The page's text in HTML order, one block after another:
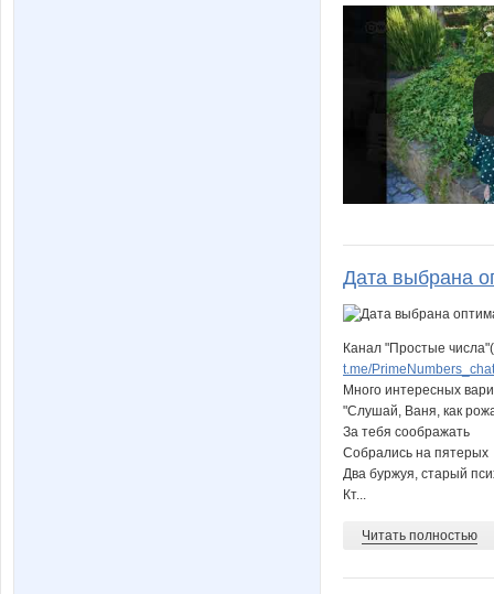
Дата выбрана
Канал "Простые
t.me/
Много интересных
"Слушай, Ваня, как
За тебя соображать
Собрались на пятерых
Два буржуя, старый
Кт...
Читать полностью